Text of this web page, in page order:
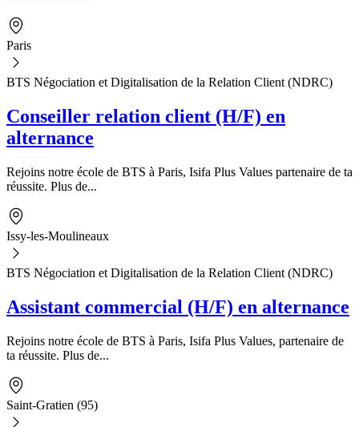
Paris
BTS Négociation et Digitalisation de la Relation Client (NDRC)
Conseiller relation client (H/F) en
alternance
Rejoins notre école de BTS à Paris, Isifa Plus Values partenaire de ta
réussite. Plus de...
Issy-les-Moulineaux
BTS Négociation et Digitalisation de la Relation Client (NDRC)
Assistant commercial (H/F) en alternance
Rejoins notre école de BTS à Paris, Isifa Plus Values, partenaire de
ta réussite. Plus de...
Saint-Gratien (95)